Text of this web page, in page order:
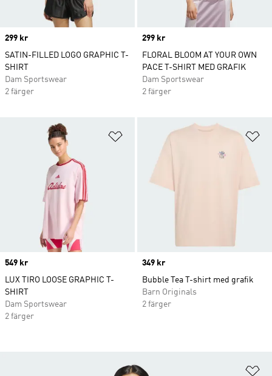
Price
299 kr
SATIN-FILLED LOGO GRAPHIC T-
SHIRT
Dam Sportswear
2 färger
Price
299 kr
FLORAL BLOOM AT YOUR OWN
PACE T-SHIRT MED GRAFIK
Dam Sportswear
2 färger
Lägg till på önskelistan
Price
549 kr
LUX TIRO LOOSE GRAPHIC T-
SHIRT
Dam Sportswear
2 färger
Price
349 kr
Bubble Tea T-shirt med grafik
Barn Originals
2 färger